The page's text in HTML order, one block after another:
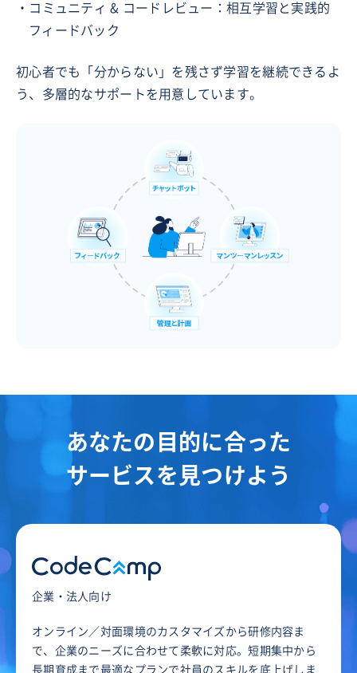
・コミュニティ & コードレビュー：相互学習と実践的
フィードバック
初心者でも「分からない」を残さず学習を継続できるよ
う、多層的なサポートを用意しています。
あなたの目的に合った
サービスを見つけよう
企業・法人向け
オンライン／対面環境のカスタマイズから研修内容ま
で、企業のニーズに合わせて柔軟に対応。短期集中から
長期育成まで最適なプランで社員のスキルを底上げしま